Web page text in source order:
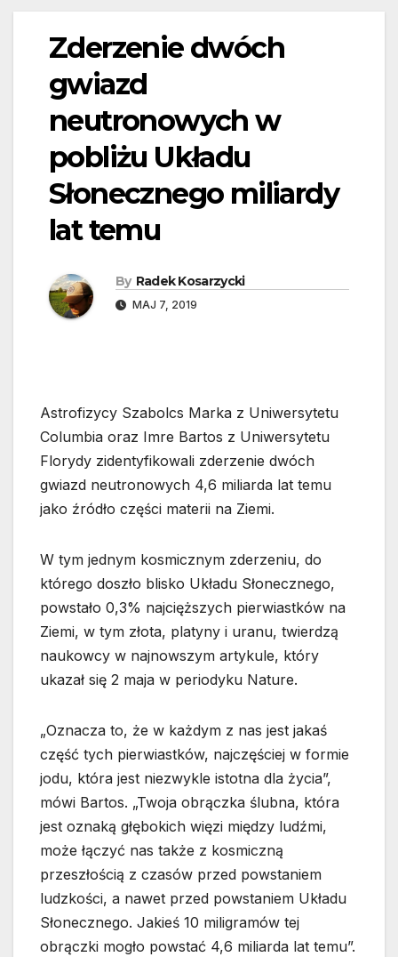
Zderzenie dwóch
gwiazd
neutronowych w
pobliżu Układu
Słonecznego miliardy
lat temu
By Radek Kosarzycki
MAJ 7, 2019
Astrofizycy Szabolcs Marka z Uniwersytetu
Columbia oraz Imre Bartos z Uniwersytetu
Florydy zidentyfikowali zderzenie dwóch
gwiazd neutronowych 4,6 miliarda lat temu
jako źródło części materii na Ziemi.
W tym jednym kosmicznym zderzeniu, do
którego doszło blisko Układu Słonecznego,
powstało 0,3% najcięższych pierwiastków na
Ziemi, w tym złota, platyny i uranu, twierdzą
naukowcy w najnowszym artykule, który
ukazał się 2 maja w periodyku Nature.
„Oznacza to, że w każdym z nas jest jakaś
część tych pierwiastków, najczęściej w formie
jodu, która jest niezwykle istotna dla życia”,
mówi Bartos. „Twoja obrączka ślubna, która
jest oznaką głębokich więzi między ludźmi,
może łączyć nas także z kosmiczną
przeszłością z czasów przed powstaniem
ludzkości, a nawet przed powstaniem Układu
Słonecznego. Jakieś 10 miligramów tej
obrączki mogło powstać 4,6 miliarda lat temu”.